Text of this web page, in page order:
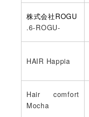
株式会社ROGU
.6-ROGU-
HAIR Happia
Hair comfort
Mocha